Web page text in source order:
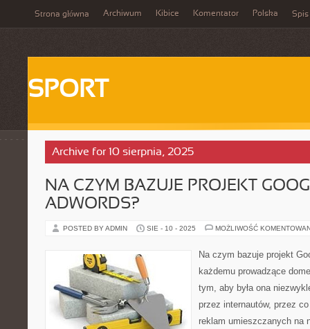
Strona główna Archiwum Kibice Komentator Polska Spis
SPORT
Archive for 10 sierpnia, 2025
NA CZYM BAZUJE PROJEKT
ADWORDS?
POSTED BY ADMIN SIE - 10 - 2025 MOŻLIWOŚĆ
Na czym bazuje projekt
każdemu prowadzące
tym, aby była ona
przez internautów, przez
reklam umieszczanych na